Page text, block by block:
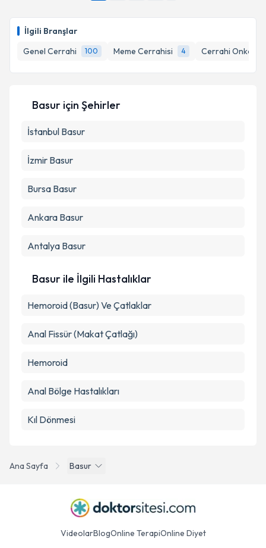
İlgili Branşlar
Genel Cerrahi
100 Meme Cerrahisi 4 Cerrahi Onkoloji
Ana Sayfa Basur
Basur için Şehirler
İstanbul Basur
İzmir Basur
Bursa Basur
Ankara Basur
Antalya Basur
Basur ile İlgili Hastalıklar
Hemoroid (Basur) Ve Çatlaklar
Anal Fissür (Makat Çatlağı)
Hemoroid
Anal Bölge Hastalıkları
Kıl Dönmesi
VideolarBlogOnline TerapiOnline Diyet